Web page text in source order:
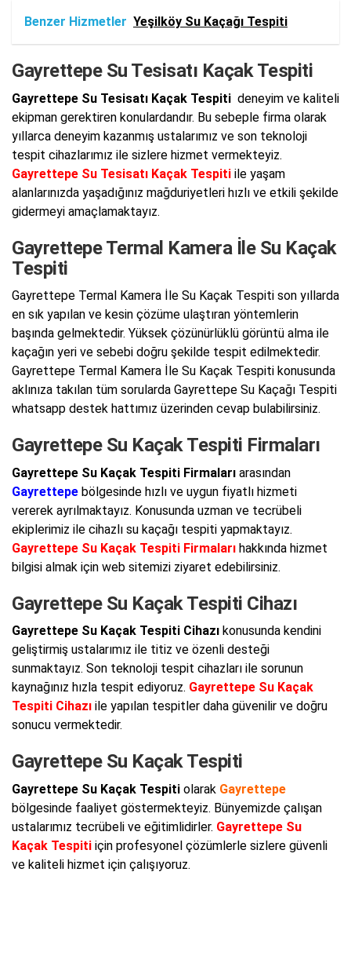
Benzer Hizmetler Yeşilköy Su Kaçağı Tespiti
Gayrettepe Su Tesisatı Kaçak Tespiti
Gayrettepe Su Tesisatı Kaçak Tespiti deneyim ve kaliteli
ekipman gerektiren konulardandır. Bu sebeple firma olarak
yıllarca deneyim kazanmış ustalarımız ve son teknoloji
tespit cihazlarımız ile sizlere hizmet vermekteyiz.
Gayrettepe Su Tesisatı Kaçak Tespiti ile yaşam
alanlarınızda yaşadığınız mağduriyetleri hızlı ve etkili şekilde
gidermeyi amaçlamaktayız.
Gayrettepe Termal Kamera İle Su Kaçak
Tespiti
Gayrettepe Termal Kamera İle Su Kaçak Tespiti son yıllarda
en sık yapılan ve kesin çözüme ulaştıran yöntemlerin
başında gelmektedir. Yüksek çözünürlüklü görüntü alma ile
kaçağın yeri ve sebebi doğru şekilde tespit edilmektedir.
Gayrettepe Termal Kamera İle Su Kaçak Tespiti konusunda
aklınıza takılan tüm sorularda Gayrettepe Su Kaçağı Tespiti
whatsapp destek hattımız üzerinden cevap bulabilirsiniz.
Gayrettepe Su Kaçak Tespiti Firmaları
Gayrettepe Su Kaçak Tespiti Firmaları arasından
Gayrettepe bölgesinde hızlı ve uygun fiyatlı hizmeti
vererek ayrılmaktayız. Konusunda uzman ve tecrübeli
ekiplerimiz ile cihazlı su kaçağı tespiti yapmaktayız.
Gayrettepe Su Kaçak Tespiti Firmaları hakkında hizmet
bilgisi almak için web sitemizi ziyaret edebilirsiniz.
Gayrettepe Su Kaçak Tespiti Cihazı
Gayrettepe Su Kaçak Tespiti Cihazı konusunda kendini
geliştirmiş ustalarımız ile titiz ve özenli desteği
sunmaktayız. Son teknoloji tespit cihazları ile sorunun
kaynağınız hızla tespit ediyoruz. Gayrettepe Su Kaçak
Tespiti Cihazı ile yapılan tespitler daha güvenilir ve doğru
sonucu vermektedir.
Gayrettepe Su Kaçak Tespiti
Gayrettepe Su Kaçak Tespiti olarak Gayrettepe
bölgesinde faaliyet göstermekteyiz. Bünyemizde çalışan
ustalarımız tecrübeli ve eğitimlidirler. Gayrettepe Su
Kaçak Tespiti için profesyonel çözümlerle sizlere güvenli
ve kaliteli hizmet için çalışıyoruz.